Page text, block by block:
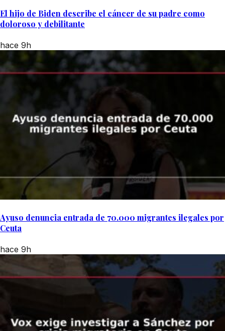
El hijo de Biden describe el cáncer de su padre como
doloroso y debilitante
hace 9h
Ayuso denuncia entrada de 70.000 migrantes ilegales por
Ceuta
hace 9h